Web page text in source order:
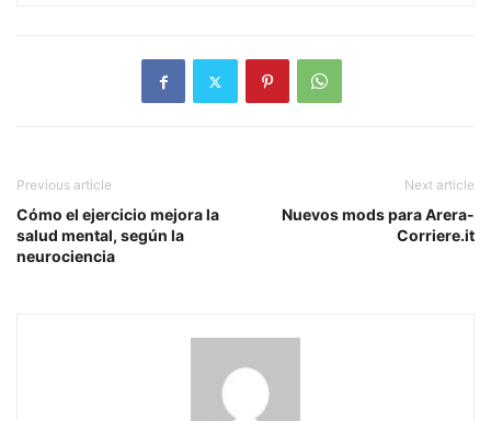
Previous article
Cómo el ejercicio mejora la
salud mental, según la
neurociencia
Next article
Nuevos mods para Arera-
Corriere.it